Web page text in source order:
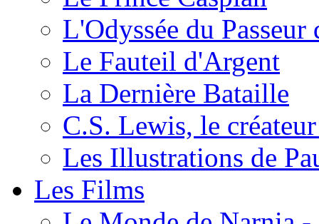
L'Odyssée du
Le Fauteil d'Argent
La Dernière Bataille
C.S. Lewis, le
Les Illustrations de
Les Films